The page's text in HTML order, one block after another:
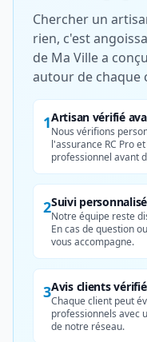
Chercher un
rien, c'est
de Ma Ville a
autour de chaque
1Artisan vérifié
Nous vérifions
l'assurance RC Pro
professionnel avant
2Suivi
Notre équipe reste
En cas de question
vous accompagne.
3Avis clients
Chaque client peut
professionnels avec
de notre réseau.